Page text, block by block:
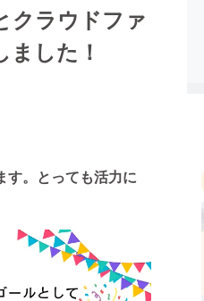
クラウドファ
した！
す。とっても活力に